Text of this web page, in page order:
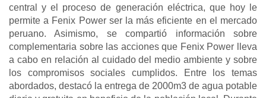
central y el proceso de generación eléctrica, que hoy le
permite a Fenix Power ser la más eficiente en el mercado
peruano. Asimismo, se compartió información sobre
complementaria sobre las acciones que Fenix Power lleva
a cabo en relación al cuidado del medio ambiente y sobre
los compromisos sociales cumplidos. Entre los temas
abordados, destacó la entrega de 2000m3 de agua potable